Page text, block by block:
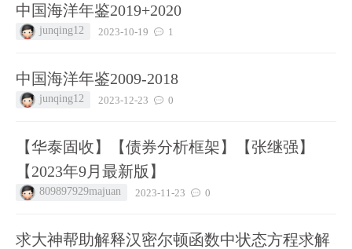
中国海洋年鉴2019+2020
junqing12 2023-10-19 1
中国海洋年鉴2009-2018
junqing12 2023-12-23 0
【华泰固收】【债券分析框架】【张继强】
【2023年9月最新版】
809897929majuan 2023-11-23 0
求大神帮助解释汉密尔顿函数中状态方程求解